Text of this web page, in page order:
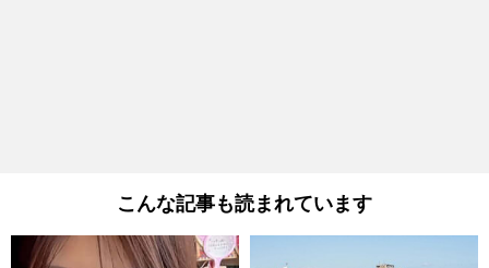
こんな記事も読まれています